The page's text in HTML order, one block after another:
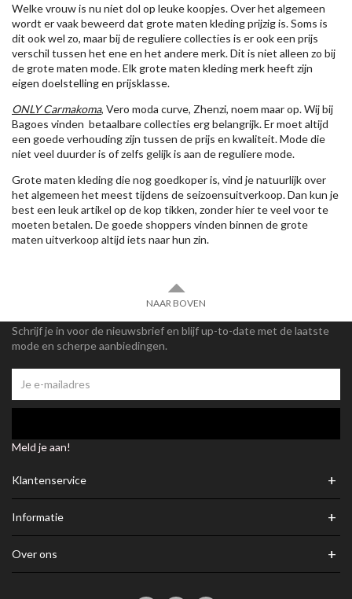
Welke vrouw is nu niet dol op leuke koopjes. Over het algemeen
wordt er vaak beweerd dat grote maten kleding prijzig is. Soms is
dit ook wel zo, maar bij de reguliere collecties is er ook een prijs
verschil tussen het ene en het andere merk. Dit is niet alleen zo bij
de grote maten mode. Elk grote maten kleding merk heeft zijn
eigen doelstelling en prijsklasse.
ONLY Carmakoma, Vero moda curve, Zhenzi, noem maar op. Wij bij
Bagoes vinden betaalbare collecties erg belangrijk. Er moet altijd
een goede verhouding zijn tussen de prijs en kwaliteit. Mode die
niet veel duurder is of zelfs gelijk is aan de reguliere mode.
Grote maten kleding die nog goedkoper is, vind je natuurlijk over
het algemeen het meest tijdens de seizoensuitverkoop. Dan kun je
best een leuk artikel op de kop tikken, zonder hier te veel voor te
moeten betalen. De goede shoppers vinden binnen de grote
maten uitverkoop altijd iets naar hun zin.
NAAR BOVEN
Schrijf je in voor de nieuwsbrief en blijf up-to-date met de laatste
mode en scherpe aanbiedingen.
Meld je aan!
Klantenservice +
Informatie +
Over ons +